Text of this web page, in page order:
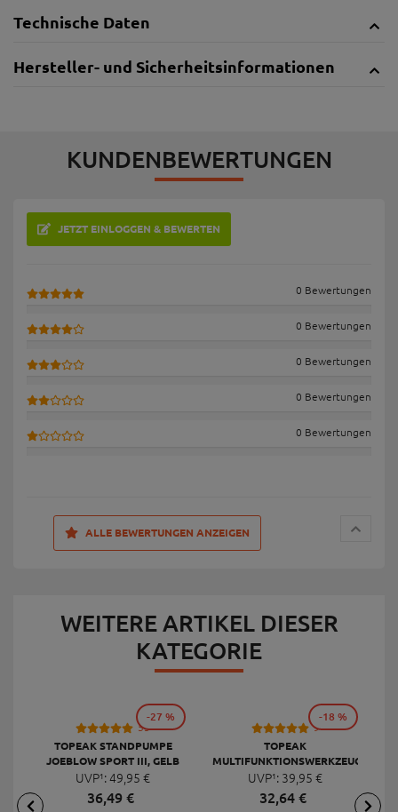
Technische Daten
Hersteller- und Sicherheitsinformationen
KUNDENBEWERTUNGEN
JETZT EINLOGGEN & BEWERTEN
0 Bewertungen
0 Bewertungen
0 Bewertungen
0 Bewertungen
0 Bewertungen
ALLE BEWERTUNGEN ANZEIGEN
WEITERE ARTIKEL DIESER
KATEGORIE
53
TOPEAK STANDPUMPE
JOEBLOW SPORT III, GELB
UVP¹:49,95 €
36,49€
-27 %
9
TOPEAK
MULTIFUNKTIONSWERKZEUG
MINI 20 PRO
UVP¹: 39,95 €
32,64€
-18 %